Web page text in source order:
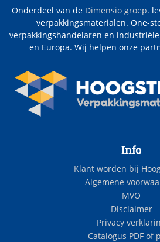
Onderdeel van de Dimensio groep.
verpakkingsmaterialen. One-
verpakkingshandelaren en
en Europa. Wij helpen onze
Info
Klant worden bij
Algemene
MVO
Disclaimer
Privacy
Catalogus PDF of